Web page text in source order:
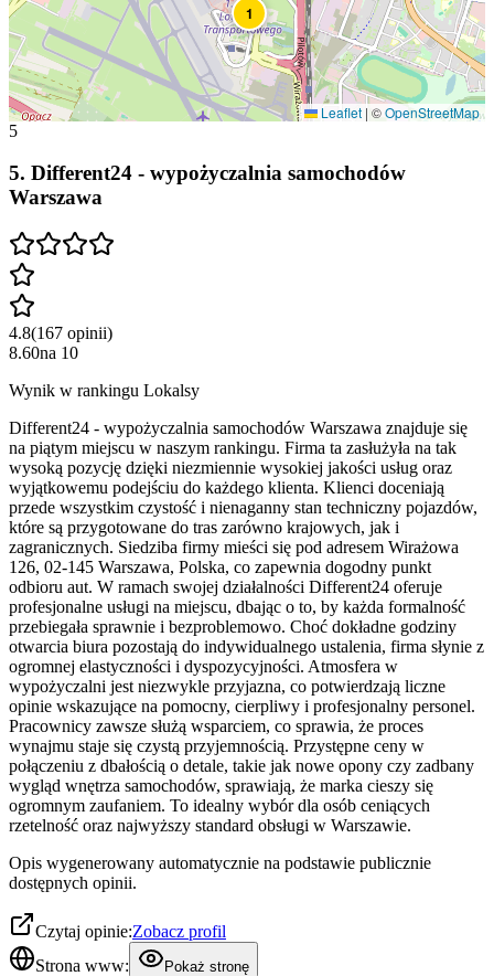
1
Leaflet | ©OpenStreetMap
5
5. Different24 - wypożyczalnia samochodów
Warszawa
4.8(167 opinii)
8.60na 10
Wynik w rankingu Lokalsy
Different24 - wypożyczalnia samochodów Warszawa znajduje się
na piątym miejscu w naszym rankingu. Firma ta zasłużyła na tak
wysoką pozycję dzięki niezmiennie wysokiej jakości usług oraz
wyjątkowemu podejściu do każdego klienta. Klienci doceniają
przede wszystkim czystość i nienaganny stan techniczny pojazdów,
które są przygotowane do tras zarówno krajowych, jak i
zagranicznych. Siedziba firmy mieści się pod adresem Wirażowa
126, 02-145 Warszawa, Polska, co zapewnia dogodny punkt
odbioru aut. W ramach swojej działalności Different24 oferuje
profesjonalne usługi na miejscu, dbając o to, by każda formalność
przebiegała sprawnie i bezproblemowo. Choć dokładne godziny
otwarcia biura pozostają do indywidualnego ustalenia, firma słynie z
ogromnej elastyczności i dyspozycyjności. Atmosfera w
wypożyczalni jest niezwykle przyjazna, co potwierdzają liczne
opinie wskazujące na pomocny, cierpliwy i profesjonalny personel.
Pracownicy zawsze służą wsparciem, co sprawia, że proces
wynajmu staje się czystą przyjemnością. Przystępne ceny w
połączeniu z dbałością o detale, takie jak nowe opony czy zadbany
wygląd wnętrza samochodów, sprawiają, że marka cieszy się
ogromnym zaufaniem. To idealny wybór dla osób ceniących
rzetelność oraz najwyższy standard obsługi w Warszawie.
Opis wygenerowany automatycznie na podstawie publicznie
dostępnych opinii.
Czytaj opinie:Zobacz profil
Strona www:
Pokaż stronę